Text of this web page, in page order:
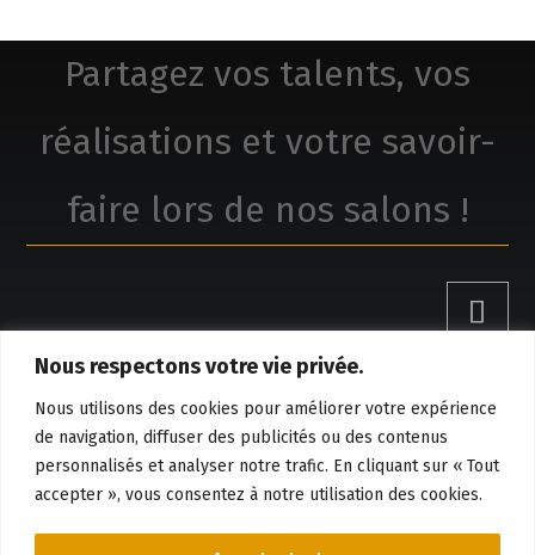
Nous respectons votre vie privée.
Nous utilisons des cookies pour améliorer votre expérience
de navigation, diffuser des publicités ou des contenus
personnalisés et analyser notre trafic. En cliquant sur « Tout
accepter », vous consentez à notre utilisation des cookies.
Partagez vos talents, vos
réalisations et votre savoir-
faire lors de nos salons !
Claude Boivin, réalisations

Réservation et information